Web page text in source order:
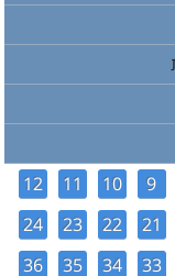
9
10
11
12
21
22
23
24
33
34
35
36